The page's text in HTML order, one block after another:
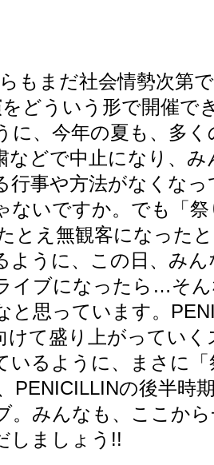
もまだ社会情勢次第
をどういう形で開催で
に、今年の夏も、多
などで中止になり、み
行事や方法がなくな
ないですか。でも「祭
とえ無観客になった
ように、この日、み
イブになったら …そ
と思っています。
けて盛り上がってい
いるように、まさに「
PENICILLINの後半時
。みんなも、ここか
しましょう !!